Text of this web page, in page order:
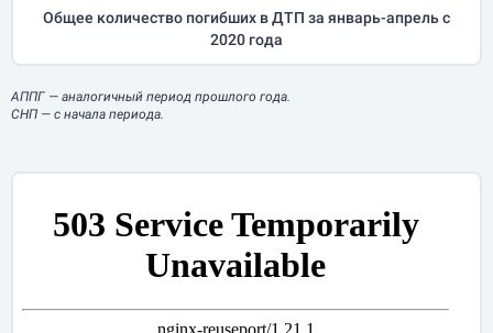
Общее количество погибших в ДТП за январь-апрельс
2020 года
АППГ — аналогичный период прошлого года.
СНП — с начала периода.